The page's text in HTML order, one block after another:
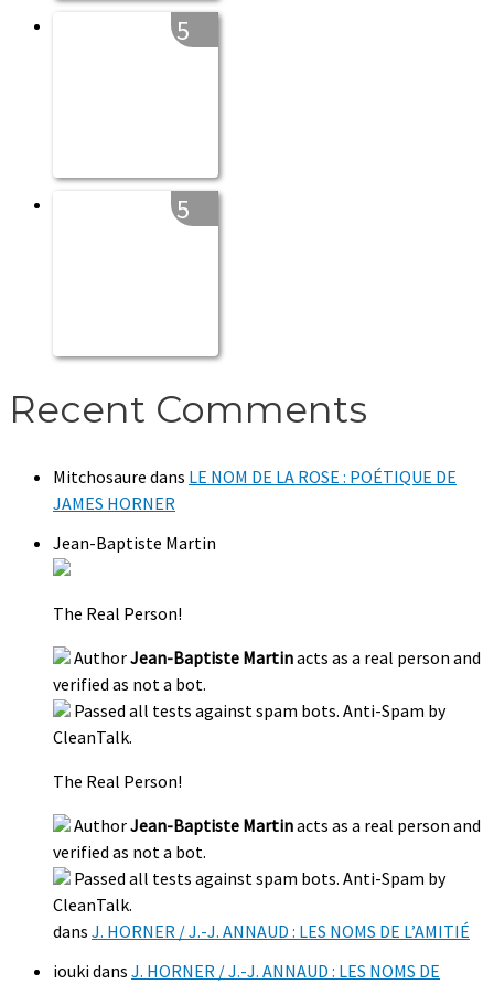
5
5
Recent Comments
Mitchosaure dans LE NOM DE LA ROSE : POÉTIQUE DE
JAMES HORNER
Jean-Baptiste Martin
The Real Person!
AuthorJean-Baptiste Martinacts as a real person and
verified as not a bot.
Passed all tests against spam bots. Anti-Spam by
CleanTalk.
The Real Person!
AuthorJean-Baptiste Martinacts as a real person and
verified as not a bot.
Passed all tests against spam bots. Anti-Spam by
CleanTalk.
dans J. HORNER / J.-J. ANNAUD : LES NOMS DE L’AMITIÉ
ioukidans J. HORNER / J.-J. ANNAUD : LES NOMS DE